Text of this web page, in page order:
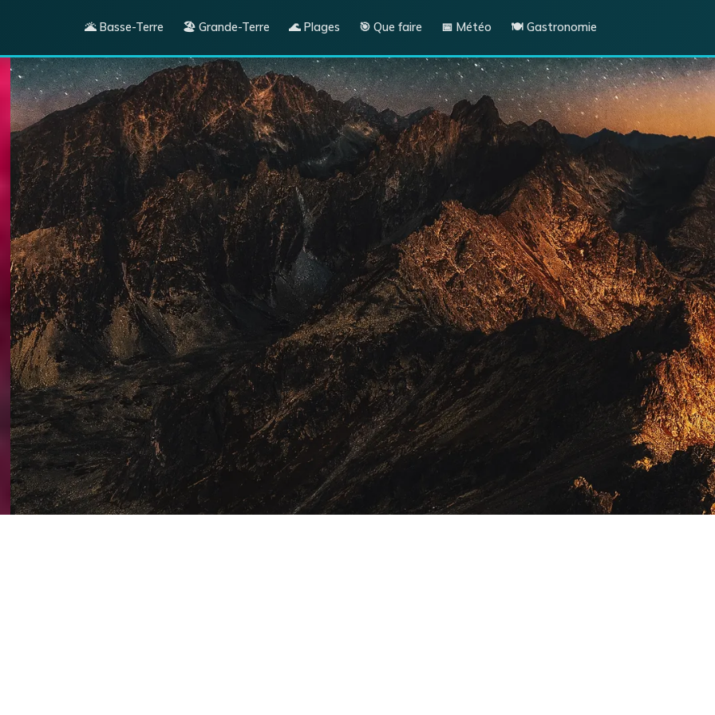
🌋 Basse-Terre 🏖️ Grande-Terre 🌊 Plages 🎯 Que faire 📅 Météo 🍽️ Gastronomie
Pour aller plus loin — sources
officielles
France Diplomatie – Conseils aux
voyageurs — informations officielles
par pays
Service-Public.fr— vos démarches
administratives officielles
🗺️ Destinations
Basse-Terre
Grande-Terre
Les Saintes
Marie-Galante
🏄 Activités
Plages
Randonnée
Plongée
Toutes les activités
📋 Pratique
Quand partir
Location voiture
Gastronomie
Que faire
ℹ️ À propos
À propos
Plan du site
Mentions légales
Sites partenaires — Hébergement & Tourisme
Nerja Rental Camping Kozak Hôtel Le Bristol
Orée des Landes
Chambre d'hôte Flageac
FTL Beach Suites
Villa en Guadeloupe
L'Écluse au Soleil
Portiragnes Plage Croisières Maritimes
Nénuphar Bar
Destination Orient
Maison du Périgord
© 2026 Guide Guadeloupe — Site éditorial indépendant sur la Guadeloupe et les